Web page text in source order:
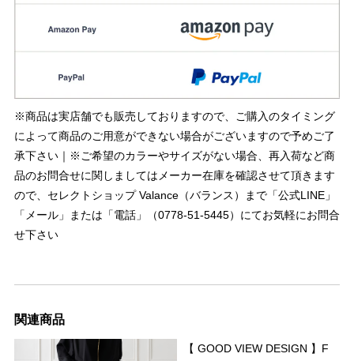
※商品は実店舗でも販売しておりますので、ご購入のタイミング
によって商品のご用意ができない場合がございますので予めご了
承下さい｜※ご希望のカラーやサイズがない場合、再入荷など商
品のお問合せに関しましてはメーカー在庫を確認させて頂きます
ので、セレクトショップ Valance（バランス）まで「公式LINE」
「メール」または「電話」（0778-51-5445）にてお気軽にお問合
せ下さい
関連商品
【 GOOD VIEW DESIGN 】F